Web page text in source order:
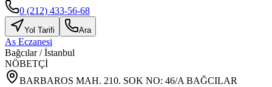
0 (212) 433-56-68
Yol Tarifi Ara
As Eczanesi
Bağcılar/İstanbul
NÖBETÇİ
BARBAROS MAH. 210. SOK NO: 46/A BAĞCILAR